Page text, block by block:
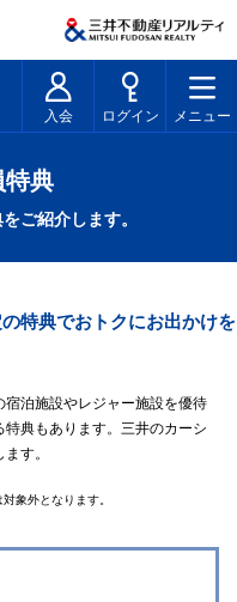
入会 ログイン メニュー
特典
ご紹介します。
特典でおトクにお出かけを
泊施設やレジャー施設を優待
典もあります。三井のカーシ
す。
象外となります。